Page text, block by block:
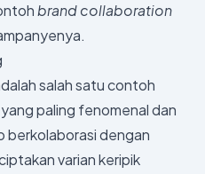
brand collaboration
salah satu contoh
paling fenomenal dan
berkolaborasi dengan
varian keripik